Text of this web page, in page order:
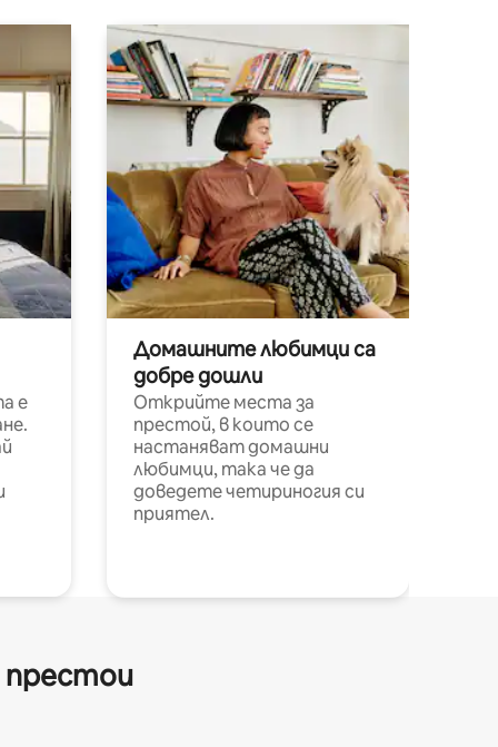
е
Домашните любимци са
добре дошли
Открийте места за
престой, в които се
настаняват домашни
любимци, така че да
доведете четириногия си
приятел.
престои